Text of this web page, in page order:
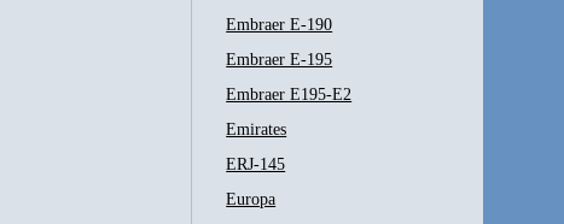
Embraer E-190
Embraer E-195
Embraer E195-E2
Emirates
ERJ-145
Europa